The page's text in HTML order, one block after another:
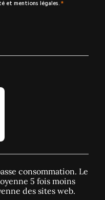
et mentions légales.
consommation. Le
5 fois moins
des sites web.